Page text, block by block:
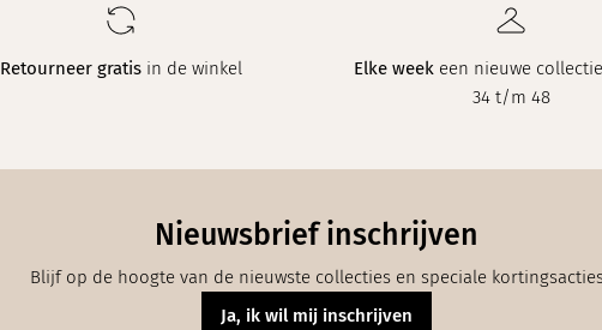
Retourneer gratis in de winkel Elke weekeen nieuwe
34 t/m 48
Nieuwsbrief inschrijven
Blijf op de hoogte van de nieuwste collecties en speciale
Ja, ik wil mij inschrijven